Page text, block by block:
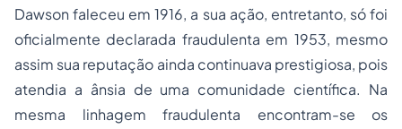
Dawson faleceu em 1916, a sua ação, entretanto, só foi
oficialmente declarada fraudulenta em 1953, mesmo
assim sua reputação ainda continuava prestigiosa, pois
atendia a ânsia de uma comunidade científica. Na
mesma linhagem fraudulenta encontram-se os